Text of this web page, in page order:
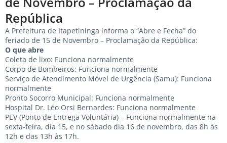
República
A Prefeitura de Itapetininga informa o “Abre e Fecha” do
feriado de 15 de Novembro – Proclamação da República:
O que abre
Coleta de lixo: Funciona normalmente
Corpo de Bombeiros: Funciona normalmente
Serviço de Atendimento Móvel de Urgência (Samu): Funciona
normalmente
Pronto Socorro Municipal: Funciona normalmente
Hospital Dr. Léo Orsi Bernardes: Funciona normalmente
PEV (Ponto de Entrega Voluntária) – Funciona normalmente na
sexta-feira, dia 15, e no sábado dia 16 de novembro, das 8h às
12h e das 13h às 17h.